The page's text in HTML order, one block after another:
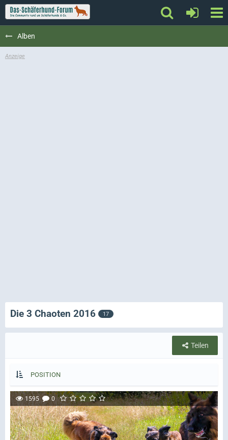
Alben
Die 3 Chaoten 2016 17
Teilen
POSITION
1595 0